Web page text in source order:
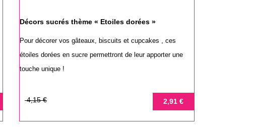
Décors sucrés thème « Etoiles dorées »
Pour décorer vos gâteaux, biscuits et cupcakes , ces
étoiles dorées en sucre permettront de leur apporter une
touche unique !
Prix
4,15 €
Prix 2,91 €